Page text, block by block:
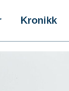
Kronikk